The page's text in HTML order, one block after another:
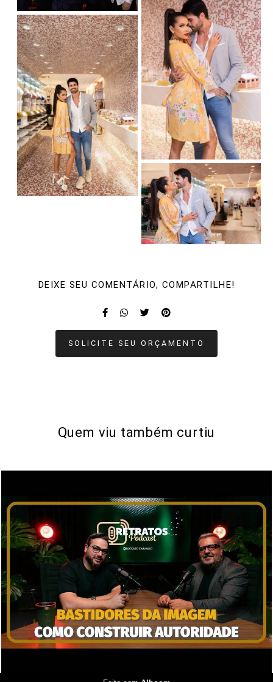
DEIXE SEU COMENTÁRIO, COMPARTILHE!
SOLICITE SEU ORÇAMENTO
Quem viu também curtiu
3454 0